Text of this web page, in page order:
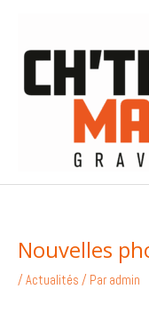
contenu
Nouvelles
/Actualités / Par admin